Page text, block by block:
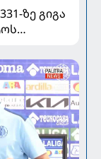
ზე გიგა